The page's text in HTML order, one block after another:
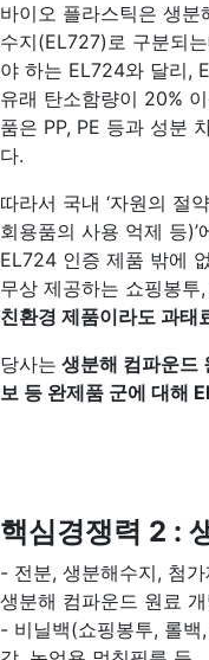
바이오 플라스틱은 생
수지(EL727)로 구분되
야 하는 EL724와 달리,
유래 탄소함량이 20%
품은 PP, PE 등과 성분
다.
따라서 국내 ‘자원의 절
회용품의 사용 억제 등
EL724 인증 제품 밖에
무상 제공하는 쇼핑봉투
친환경 제품이라도 과태
당사는 생분해 컴파운드
보 등 완제품 군에 대해
핵심경쟁력 2 :
- 전분, 생분해수지, 첨
생분해 컴파운드 원료
- 비닐백(쇼핑봉투, 롤